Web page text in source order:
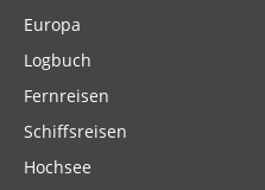
Europa
Logbuch
Fernreisen
Schiffsreisen
Hochsee